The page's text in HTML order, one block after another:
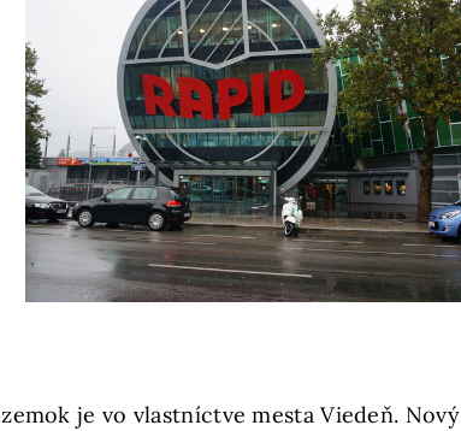
je vo vlastníctve mesta Viedeň. Nový